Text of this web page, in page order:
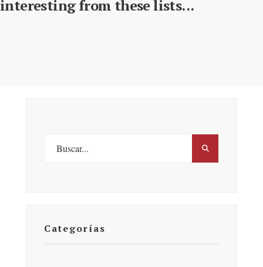
interesting from these lists...
Categorías